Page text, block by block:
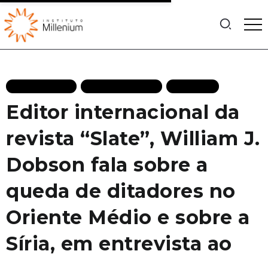
Editor internacional da
revista “Slate”, William J.
Dobson fala sobre a
queda de ditadores no
Oriente Médio e sobre a
Síria, em entrevista ao